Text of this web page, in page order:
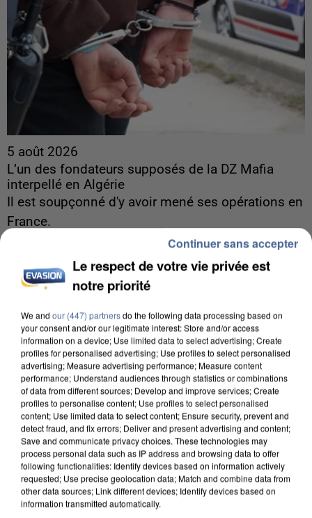
5 août 2026
L’un des fondateurs supposés de la DZ Mafia
interpellé en Algérie
Il est soupçonné d'y avoir mené ses opérations en
France.
5 août 2026
Une enquête ouverte à Marseille après la
découverte d’un enfant de...
Le respect de votre vie privée est
notre priorité
We and our (447) partnersdo the following data processing based on
your consent and/or our legitimate interest: Store and/or access
information on a device; Use limited data to select advertising; Create
profiles for personalised advertising; Use profiles to select personalised
advertising; Measure advertising performance; Measure content
performance; Understand audiences through statistics or combinations
of data from different sources; Develop and improve services; Create
profiles to personalise content; Use profiles to select personalised
content; Use limited data to select content; Ensure security, prevent and
detect fraud, and fix errors; Deliver and present advertising and content;
Save and communicate privacy choices. These technologies may
process personal data such as IP address and browsing data to offer
following functionalities: Identify devices based on information actively
requested; Use precise geolocation data; Match and combine data from
other data sources; Link different devices; Identify devices based on
information transmitted automatically.
Continuer sans accepter